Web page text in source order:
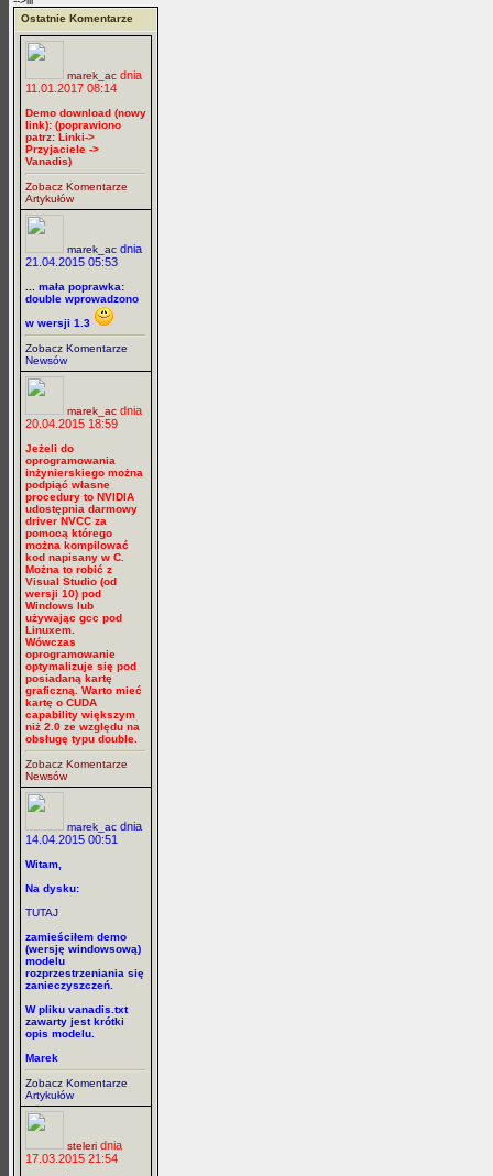
Ostatnie Komentarze
marek_ac dnia
11.01.2017 08:14
Demo download (nowy
link): (poprawiono
patrz: Linki->
Przyjaciele ->
Vanadis)
Zobacz Komentarze
Artykułów
marek_ac dnia
21.04.2015 05:53
... mała poprawka:
double wprowadzono
w wersji 1.3
Zobacz Komentarze
Newsów
marek_ac dnia
20.04.2015 18:59
Jeżeli do
oprogramowania
inżynierskiego można
podpiąć własne
procedury to NVIDIA
udostępnia darmowy
driver NVCC za
pomocą którego
można kompilować
kod napisany w C.
Można to robić z
Visual Studio (od
wersji 10) pod
Windows lub
używając gcc pod
Linuxem.
Wówczas
oprogramowanie
optymalizuje się pod
posiadaną kartę
graficzną. Warto mieć
kartę o CUDA
capability większym
niż 2.0 ze względu na
obsługę typu double.
Zobacz Komentarze
Newsów
marek_ac dnia
14.04.2015 00:51
Witam,
Na dysku:
TUTAJ
zamieściłem demo
(wersję windowsową)
modelu
rozprzestrzeniania się
zanieczyszczeń.
W pliku vanadis.txt
zawarty jest krótki
opis modelu.
Marek
Zobacz Komentarze
Artykułów
steleri dnia
17.03.2015 21:54